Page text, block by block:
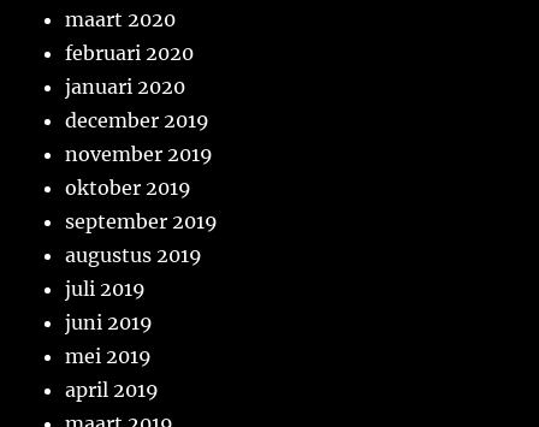
maart 2020
februari 2020
januari 2020
december 2019
november 2019
oktober 2019
september 2019
augustus 2019
juli 2019
juni 2019
mei 2019
april 2019